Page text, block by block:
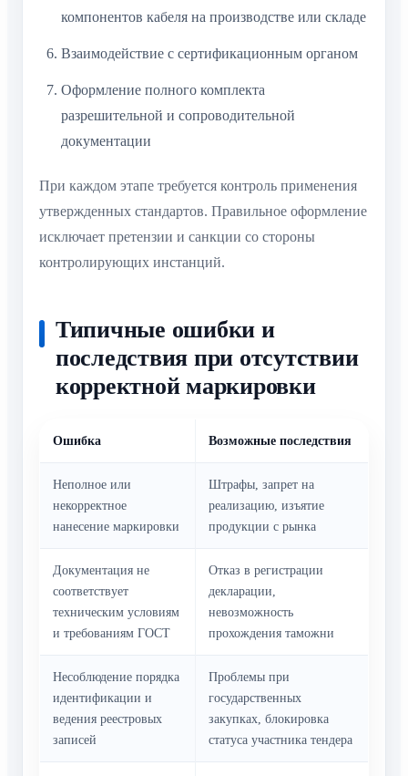
компонентов кабеля на производстве или складе
Взаимодействие с сертификационным органом
Оформление полного комплекта
разрешительной и сопроводительной
документации
При каждом этапе требуется контроль применения
утвержденных стандартов. Правильное оформление
исключает претензии и санкции со стороны
контролирующих инстанций.
Типичные ошибки и
последствия при отсутствии
корректной маркировки
Ошибка Возможные последствия
Неполное или
некорректное
нанесение маркировки
Штрафы, запрет на
реализацию, изъятие
продукции с рынка
Документация не
соответствует
техническим условиям
и требованиям ГОСТ
Отказ в регистрации
декларации,
невозможность
прохождения таможни
Несоблюдение порядка
идентификации и
ведения реестровых
записей
Проблемы при
государственных
закупках, блокировка
статуса участника тендера